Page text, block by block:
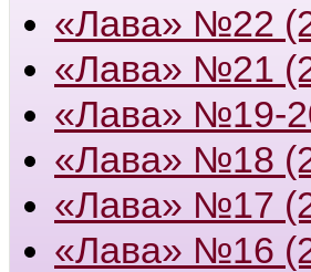
«Лава» №22
«Лава» №21
«Лава» №19-
«Лава» №18
«Лава» №17
«Лава» №16